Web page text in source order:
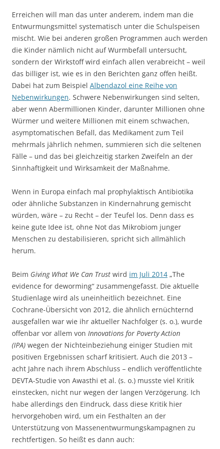
Erreichen will man das unter anderem, indem man die
Entwurmungsmittel systematisch unter die Schulspeisen
mischt. Wie bei anderen großen Programmen auch werden
die Kinder nämlich nicht auf Wurmbefall untersucht,
sondern der Wirkstoff wird einfach allen verabreicht – weil
das billiger ist, wie es in den Berichten ganz offen heißt.
Dabei hat zum Beispiel Albendazol eine Reihe von
Nebenwirkungen. Schwere Nebenwirkungen sind selten,
aber wenn Abermillionen Kinder, darunter Millionen ohne
Würmer und weitere Millionen mit einem schwachen,
asymptomatischen Befall, das Medikament zum Teil
mehrmals jährlich nehmen, summieren sich die seltenen
Fälle – und das bei gleichzeitig starken Zweifeln an der
Sinnhaftigkeit und Wirksamkeit der Maßnahme.
Wenn in Europa einfach mal prophylaktisch Antibiotika
oder ähnliche Substanzen in Kindernahrung gemischt
würden, wäre – zu Recht – der Teufel los. Denn dass es
keine gute Idee ist, ohne Not das Mikrobiom junger
Menschen zu destabilisieren, spricht sich allmählich
herum.
Beim Giving What We Can Trust wird im Juli 2014 „The
evidence for deworming“ zusammengefasst. Die aktuelle
Studienlage wird als uneinheitlich bezeichnet. Eine
Cochrane-Übersicht von 2012, die ähnlich ernüchternd
ausgefallen war wie ihr aktueller Nachfolger (s. o.), wurde
offenbar vor allem von Innovations for Poverty Action
(IPA) wegen der Nichteinbeziehung einiger Studien mit
positiven Ergebnissen scharf kritisiert. Auch die 2013 –
acht Jahre nach ihrem Abschluss – endlich veröffentlichte
DEVTA-Studie von Awasthi et al. (s. o.) musste viel Kritik
einstecken, nicht nur wegen der langen Verzögerung. Ich
habe allerdings den Eindruck, dass diese Kritik hier
hervorgehoben wird, um ein Festhalten an der
Unterstützung von Massenentwurmungskampagnen zu
rechtfertigen. So heißt es dann auch: